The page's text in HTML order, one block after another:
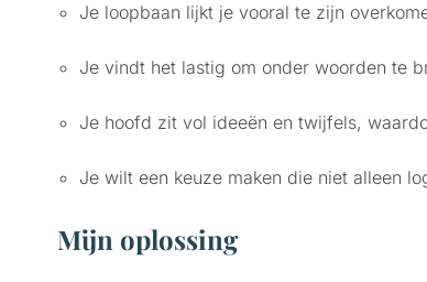
Je loopbaan lijkt je vooral te zijn
Je vindt het lastig om onder woorden te
Je hoofd zit vol ideeën en twijfels,
Je wilt een keuze maken die niet alleen
Mijn oplossing